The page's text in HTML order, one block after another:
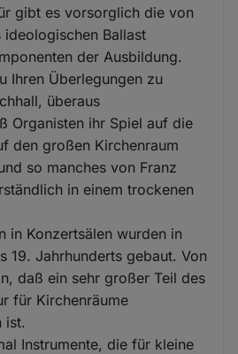
gibt es vorsorglich die von
ideologischen Ballast
der Ausbildung.
Ihren Überlegungen zu
überaus
Organisten ihr Spiel auf die
den großen Kirchenraum
so manches von Franz
in einem trockenen
in Konzertsälen wurden in
19. Jahrhunderts gebaut. Von
daß ein sehr großer Teil des
für Kirchenräume
ist.
Instrumente, die für kleine